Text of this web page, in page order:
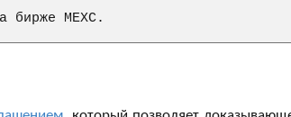
бирже MEXC.